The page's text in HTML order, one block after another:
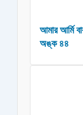
আমার আর্মি
অঙ্ক ৪৪